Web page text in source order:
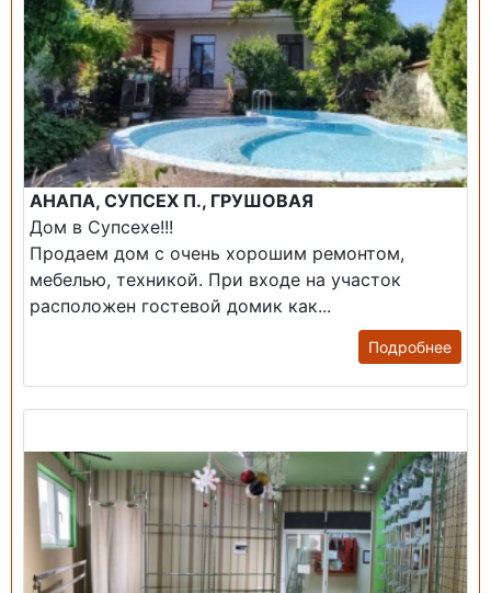
АНАПА, СУПСЕХ П., ГРУШОВАЯ
Дом в Супсехе!!!
Продаем дом с очень хорошим ремонтом,
мебелью, техникой. При входе на участок
расположен гостевой домик как...
Подробнее